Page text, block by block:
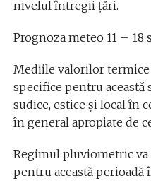
nivelul întregii țări.
Prognoza meteo 11 – 18
Mediile valorilor termice
specifice pentru această
sudice, estice și local în
în general apropiate de
Regimul pluviometric
pentru această perioadă